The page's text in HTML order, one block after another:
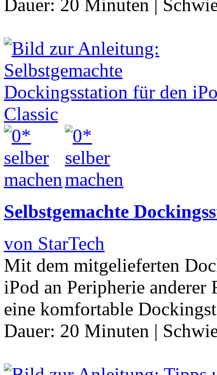
Dauer: 20 Minuten |
Selbstgemachte
von StarTech
Mit dem mitgelieferten
iPod an Peripherie anderer
eine komfortable
Dauer: 20 Minuten |